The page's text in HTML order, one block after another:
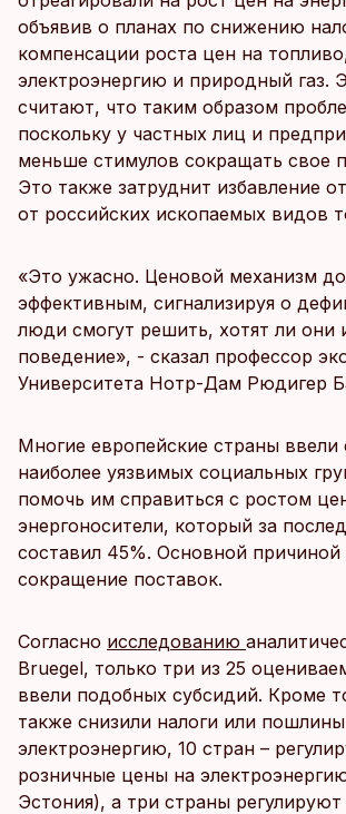
объявив о планах по снижению
компенсации роста цен на
электроэнергию и природный газ.
считают, что таким образом
поскольку у частных лиц и
меньше стимулов сокращать свое
Это также затруднит избавление
от российских ископаемых видов
«Это ужасно. Ценовой механизм
эффективным, сигнализируя о
люди смогут решить, хотят ли они
поведение», - сказал профессор
Университета Нотр-Дам Рюдигер
Многие европейские страны ввели
наиболее уязвимых социальных
помочь им справиться с ростом
энергоносители, который за
составил 45%. Основной причиной
сокращение поставок.
Согласно исследованию
Bruegel, только три из 25
ввели подобных субсидий. Кроме
также снизили налоги или
электроэнергию, 10 стран –
розничные цены на
Эстония), а три страны